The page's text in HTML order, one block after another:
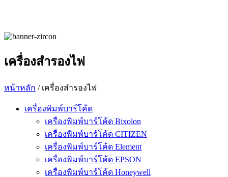
เครื่องสำรองไฟ
หน้าหลัก / เครื่องสำรองไฟ
เครื่องพิมพ์บาร์โค้ด
เครื่องพิมพ์บาร์โค้ด Bixolon
เครื่องพิมพ์บาร์โค้ด CITIZEN
เครื่องพิมพ์บาร์โค้ด Element
เครื่องพิมพ์บาร์โค้ด EPSON
เครื่องพิมพ์บาร์โค้ด Honeywell